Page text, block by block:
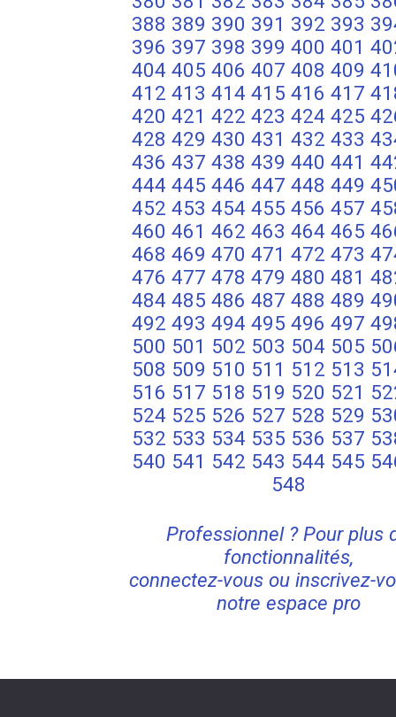
388 389 390 391 392 393
396 397 398 399 400 401
404 405 406 407 408 409
412 413 414 415 416 417
420 421 422 423 424 425
428 429 430 431 432 433
436 437 438 439 440 441
444 445 446 447 448 449
452 453 454 455 456 457
460 461 462 463 464 465
468 469 470 471 472 473
476 477 478 479 480 481
484 485 486 487 488 489
492 493 494 495 496 497
500 501 502 503 504 505
508 509 510 511 512 513
516 517 518 519 520 521
524 525 526 527 528 529
532 533 534 535 536 537
540 541 542 543 544 545
548
Professionnel ? Pour plus
fonctionnalités,
connectez-vous ou inscrivez-
notre espace pro